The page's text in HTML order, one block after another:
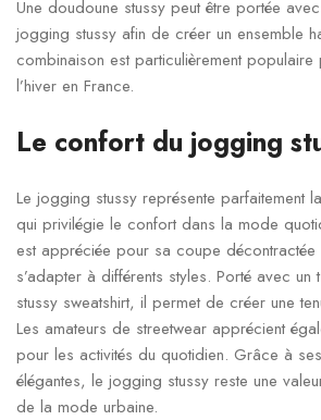
Une doudoune stussy peut être portée
jogging stussy afin de créer un ensemble
combinaison est particulièrement populaire
l’hiver en France.
Le confort du jogging
Le jogging stussy représente parfaitement
qui privilégie le confort dans la mode
est appréciée pour sa coupe
s’adapter à différents styles. Porté avec un
stussy sweatshirt, il permet de créer une
Les amateurs de streetwear apprécient
pour les activités du quotidien. Grâce à
élégantes, le jogging stussy reste une
de la mode urbaine.